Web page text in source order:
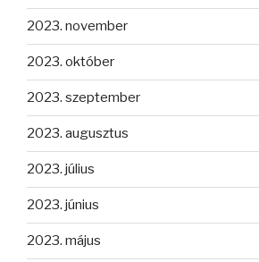
2023. november
2023. október
2023. szeptember
2023. augusztus
2023. július
2023. június
2023. május